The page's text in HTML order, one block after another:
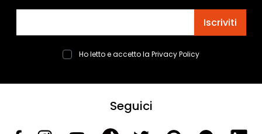
Iscriviti
Ho letto e accetto la Privacy Policy
Seguici